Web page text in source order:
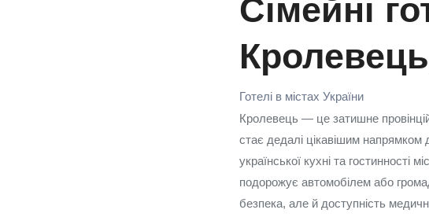
Сімейні
Готелі в містах України
Кролевець — це затишне
стає дедалі цікавішим напрямком
української кухні та гостинності
подорожує автомобілем або
безпека, але й доступність